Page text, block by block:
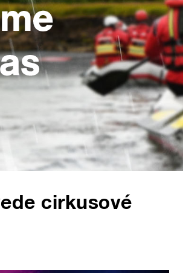
cirkusové